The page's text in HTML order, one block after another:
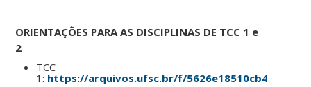
ORIENTAÇÕES PARA AS DISCIPLINAS DE TCC 1 e
2
TCC
1: https://arquivos.ufsc.br/f/